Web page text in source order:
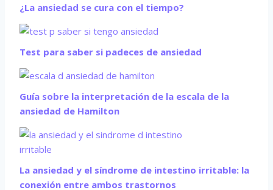
¿La ansiedad se cura con el tiempo?
Test para saber si padeces de ansiedad
Guía sobre la interpretación de la escala de la
ansiedad de Hamilton
La ansiedad y el síndrome de intestino irritable: la
conexión entre ambos trastornos